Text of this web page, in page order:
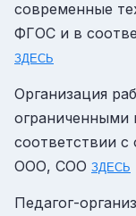
современные
ФГОС и в
ЗДЕСЬ
Организация
ограниченными
соответствии
ООО, СОО ЗДЕСЬ
Педагог-